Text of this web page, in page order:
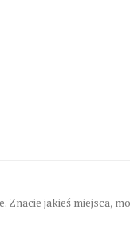
jakieś miejsca,